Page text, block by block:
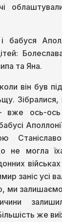
бабуся
та Яна.
він був
Зібралися,
вже ось-
не могла
військах
заніс усі
ми
же